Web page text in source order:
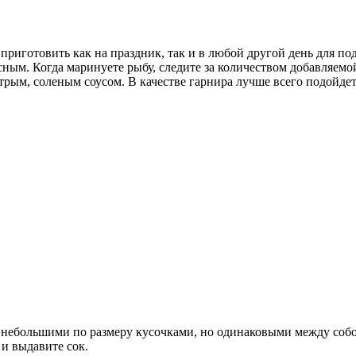
как на праздник, так и в любой другой день для
Когда маринуете рыбу, следите за количеством
соленым соусом. В качестве гарнира лучше всего
по размеру кусочками, но одинаковыми между
выдавите сок.